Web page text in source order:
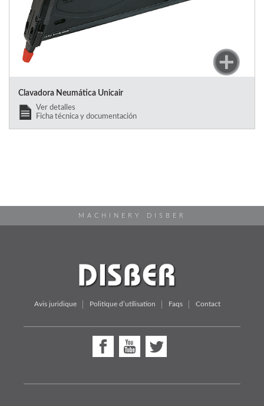
Clavadora Neumática Unicair
Ver detalles
Ficha técnica y documentación
MACHINERY DISBER
Avis juridique Politique d’utilisation Faqs Contact